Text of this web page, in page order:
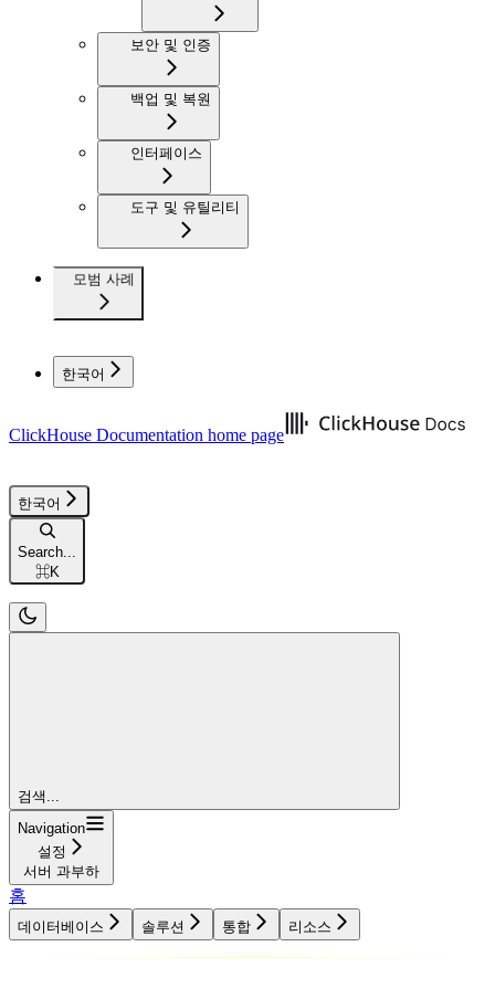
보안 및 인증
백업 및 복원
인터페이스
도구 및 유틸리티
모범 사례
한국어
ClickHouse Documentation home page
한국어
Search...
⌘K
검색...
Navigation
설정
서버 과부하
홈
데이터베이스 솔루션 통합 리소스